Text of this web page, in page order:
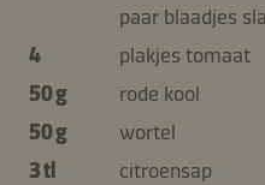
paar blaadjes sla
4
plakjes tomaat
50 g
rode kool
50 g
wortel
3 tl
citroensap